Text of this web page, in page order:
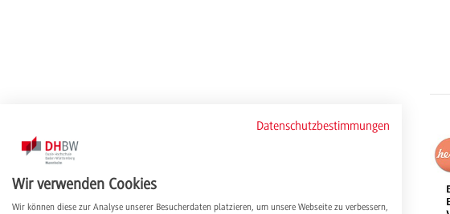
Datenschutzbestimmungen
Wir verwenden Cookies
Wir können diese zur Analyse unserer Besucherdaten platzieren, um unsere Webseite zu verbessern,